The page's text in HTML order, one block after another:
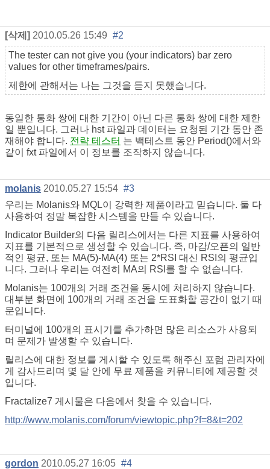
[삭제] 2010.05.26 15:49 #2
The tester can not give you (your indicators) bar zero
values for other timeframes/pairs.
제한에 관해서는 나는 그것을 듣지 못했습니다.
동일한 통화 쌍에 대한 기간이 아닌 다른 통화 쌍에 대한 제한
일 뿐입니다. 그러나 hst 파일과 데이터는 요청된 기간 동안 존
재해야 합니다. 전략 테스터 는 백테스트 동안 Period()에서와
같이 fxt 파일에서 이 정보를 조작하지 않습니다.
molanis 2010.05.27 15:54 #3
우리는 Molanis와 MQL이 강력한 제품이라고 믿습니다. 둘 다
사용하여 정말 복잡한 시스템을 만들 수 있습니다.
Indicator Builder의 다음 릴리스에서는 다른 지표를 사용하여
지표를 기본적으로 생성할 수 있습니다. 즉, 마감/오픈의 일반
적인 평균, 또는 MA(5)-MA(4) 또는 2*RSI 대신 RSI의 평균입
니다. 그러나 우리는 여전히 MA의 RSI를 할 수 없습니다.
Molanis는 100개의 거래 조건을 동시에 처리하지 않습니다.
대부분 화면에 100개의 거래 조건을 도표화할 공간이 없기 때
문입니다.
터미널에 100개의 표시기를 추가하면 많은 리소스가 사용되
며 문제가 발생할 수 있습니다.
릴리스에 대한 정보를 게시할 수 있도록 해주신 포럼 관리자에
게 감사드리며 몇 달 안에 무료 제품을 커뮤니티에 제공할 것
입니다.
Fractalize7 게시물은 다음에서 찾을 수 있습니다.
http://www.molanis.com/forum/viewtopic.php?f=8&t=202
gordon 2010.05.27 16:05 #4